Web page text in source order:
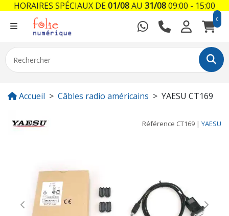
0
Accueil Câbles radio américains YAESU CT169
Référence CT169 | YAESU
Previous Next
HORAIRES SPÉCIAUX DE01/08AU 31/0809:00 - 15:00